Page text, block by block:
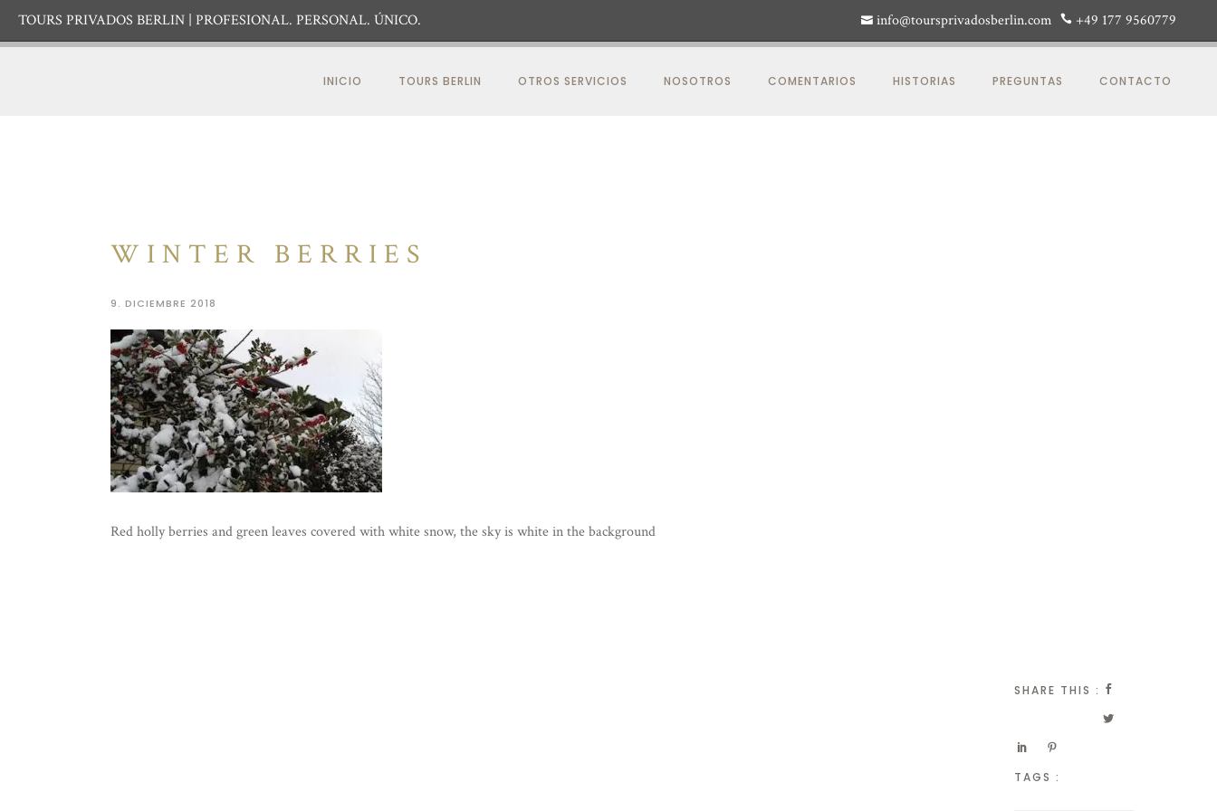
TOURS PRIVADOS BERLIN PROFESIONAL. PERSONAL. ÚNICO. info@toursprivadosberlin.com +49 177 9560779
INICIO TOURS BERLIN OTROS SERVICIOS NOSOTROS COMENTARIOS HISTORIAS PREGUNTAS CONTACTO
WINTER BERRIES
9. DICIEMBRE 2018
Red holly berries and green leaves covered with white snow, the sky is white in the background
SHARE THIS :
TAGS :